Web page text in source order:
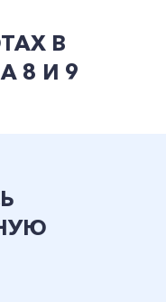
В
8 И 9